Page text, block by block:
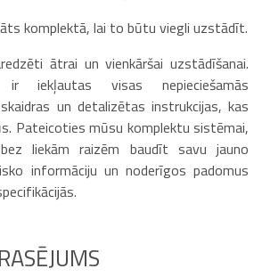
komplektā, lai to būtu viegli uzstādīt.
ātrai un vienkāršai uzstādīšanai.
iekļautas visas nepieciešamās
un detalizētas instrukcijas, kas
Pateicoties mūsu komplektu sistēmai,
liekām raizēm baudīt savu jauno
informāciju un noderīgos padomus